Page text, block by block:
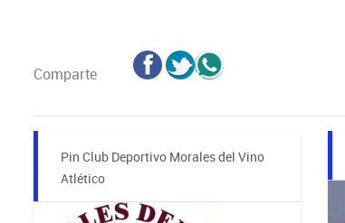
Comparte
Pin Club Deportivo Morales del Vino
Atlético